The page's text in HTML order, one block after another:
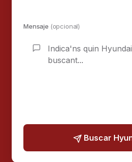
Mensaje (opcional)
Buscar